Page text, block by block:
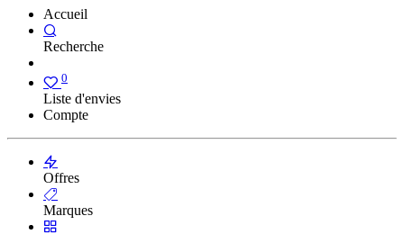
Accueil
Recherche
0
Liste d'envies
Compte
Offres
Marques